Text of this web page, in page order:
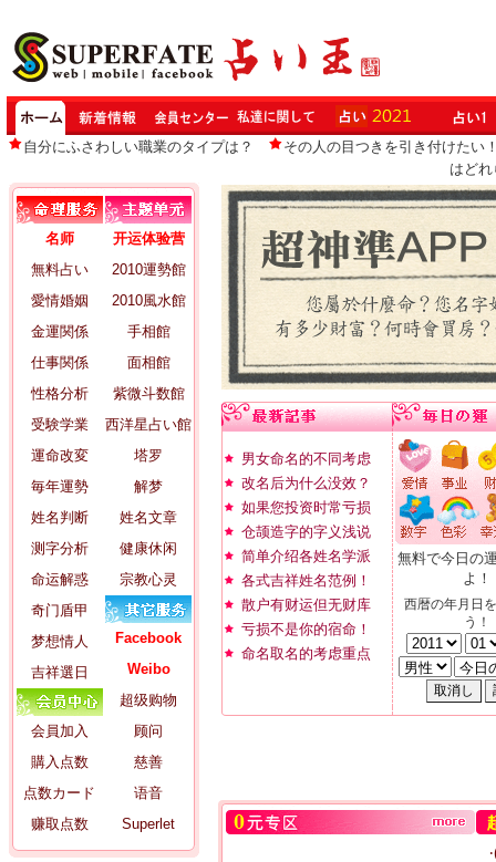
自分にふさわしい職業のタイプは？
その人の目つきを引き付けたい
はど
名师
無料占い
愛情婚姻
金運関係
仕事関係
性格分析
受験学業
運命改変
毎年運勢
姓名判断
测字分析
命运解惑
奇门盾甲
梦想情人
吉祥選日
会員加入
購入点数
点数カード
赚取点数
开运体验营
2010運勢館
2010風水館
手相館
面相館
紫微斗数館
西洋星占い館
塔罗
解梦
姓名文章
健康休闲
宗教心灵
Facebook
Weibo
超级购物
顾问
慈善
语音
Superlet
男女命名的不同考虑
改名后为什么没效？
如果您投资时常亏损
仓颉造字的字义浅说
简单介绍各姓名学派
各式吉祥姓名范例！
散户有财运但无财库
亏损不是你的宿命！
命名取名的考虑重点
無料で今日の
よ！
西暦の年月日
う！